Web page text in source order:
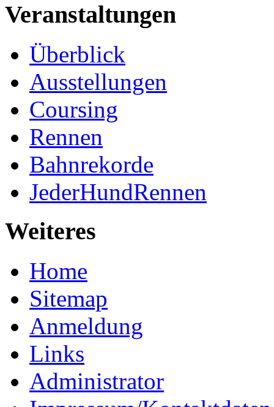
Veranstaltungen
Überblick
Ausstellungen
Coursing
Rennen
Bahnrekorde
JederHundRennen
Weiteres
Home
Sitemap
Anmeldung
Links
Administrator